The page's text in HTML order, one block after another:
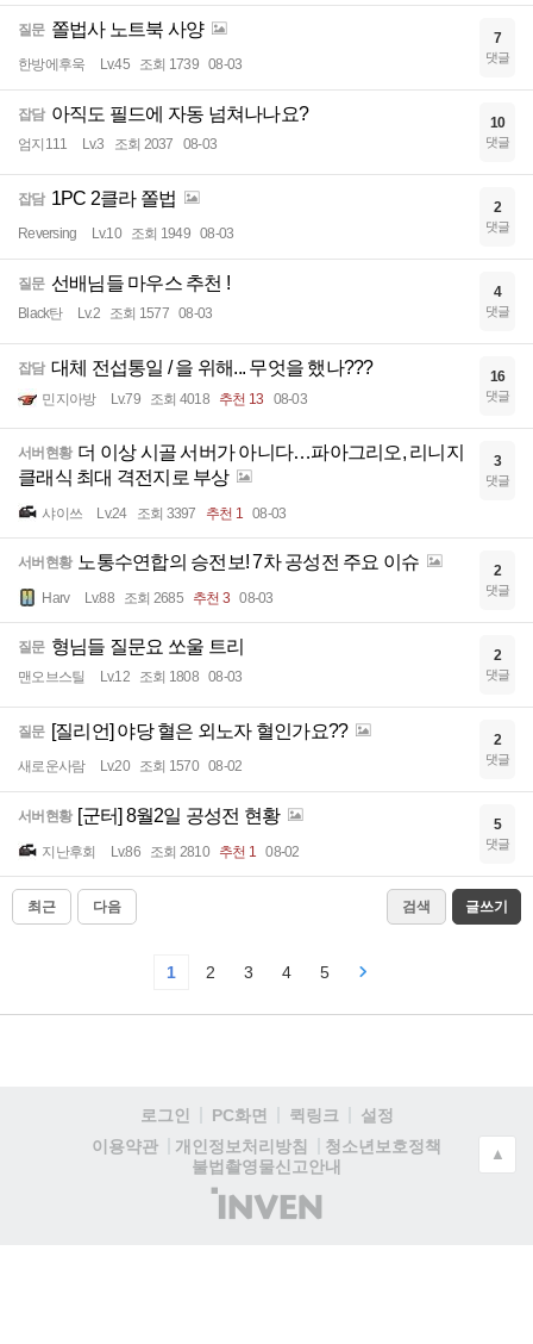
질문 쫄법사 노트북 사양
한방에후욱 Lv.45 조회 1739 08-03
7
댓글
잡담 아직도 필드에 자동 넘쳐나나요?
엄지111 Lv.3 조회 2037 08-03
10
댓글
잡담 1PC 2클라 쫄법
Reversing Lv.10 조회 1949 08-03
2
댓글
질문 선배님들 마우스 추천 !
Black탄 Lv.2 조회 1577 08-03
4
댓글
잡담 대체 전섭통일 / 을 위해... 무엇을 했나???
민지아방 Lv.79 조회 4018 추천 13 08-03
16
댓글
서버현황 더 이상 시골 서버가 아니다…파아그리오, 리니지
클래식 최대 격전지로 부상
샤이쓰 Lv.24 조회 3397 추천 1 08-03
3
댓글
서버현황 노통수연합의 승전보! 7차 공성전 주요 이슈
Harv Lv.88 조회 2685 추천 3 08-03
2
댓글
질문 형님들 질문요 쏘울 트리
맨오브스틸 Lv.12 조회 1808 08-03
2
댓글
질문 [질리언] 야당 혈은 외노자 혈인가요??
새로운사람 Lv.20 조회 1570 08-02
2
댓글
서버현황 [군터] 8월2일 공성전 현황
지난후회 Lv.86 조회 2810 추천 1 08-02
5
댓글
최근 다음 검색 글쓰기
1 2 3 4 5
로그인 PC화면 퀵링크
설정
이용약관
개인정보처리방침
청소년보호정책
불법촬영물신고안내
(주)
인
▲